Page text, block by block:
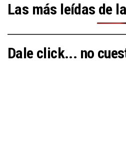
Las más leídas de
Dale click... no